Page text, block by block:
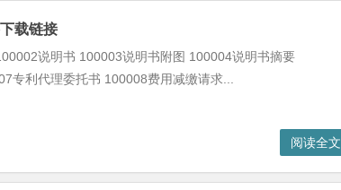
载链接
说明书 100003说明书附图 100004说明书摘要
专利代理委托书 100008费用减缴请求...
阅读全文